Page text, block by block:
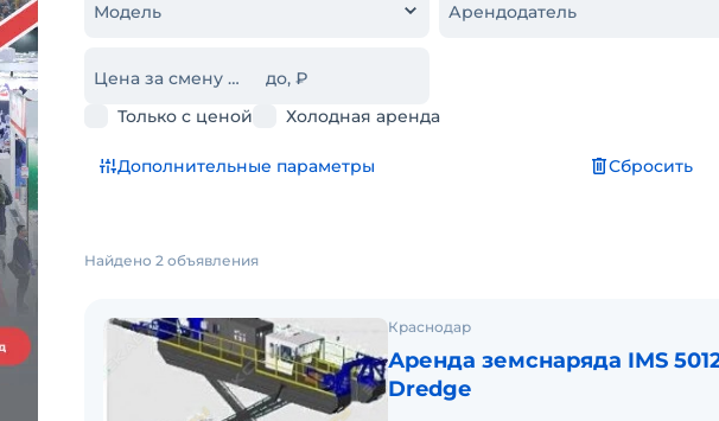
Модель Арендодатель
Цена за смену от, ₽
до, ₽
Только с ценой
Холодная аренда
Дополнительные параметры Сбросить
Найдено 2 объявления
Краснодар
Аренда земснаряда IMS
Dredge